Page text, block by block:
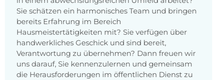
Sie schätzen ein harmonisches Team und bringen
bereits Erfahrung im Bereich
Hausmeistertätigkeiten mit? Sie verfügen über
handwerkliches Geschick und sind bereit,
Verantwortung zu übernehmen? Dann freuen wir
uns darauf, Sie kennenzulernen und gemeinsam
die Herausforderungen im öffentlichen Dienst zu